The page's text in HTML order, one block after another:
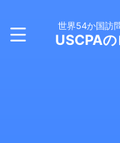
世界54か国訪
USCPA